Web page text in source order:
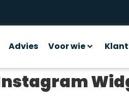
Advies Voor wie